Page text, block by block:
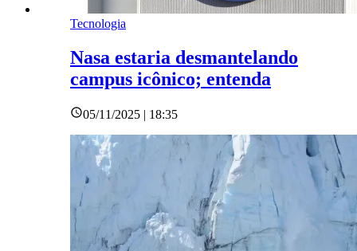
Tecnologia
Nasa estaria desmantelando
campus icônico; entenda
05/11/2025 | 18:35